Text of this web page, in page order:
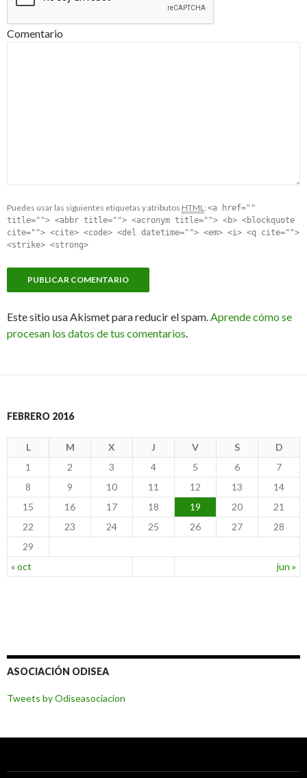
Comentario
Puedes usar las siguientes etiquetas y atributos HTML: <a href=""
title=""> <abbr title=""> <acronym title=""> <b> <blockquote
cite=""> <cite> <code> <del datetime=""> <em> <i> <q cite="">
<strike> <strong>
Este sitio usa Akismet para reducir el spam.Aprende cómo se
procesan los datos de tus comentarios.
FEBRERO 2016
L M X J V S D
« oct jun »
1 2 3 4 5 6
7
8
9 10 11 12 13
14
15
16 17 18 19 20
21
22
23 24 25 26 27
28
29
ASOCIACIÓN ODISEA
Tweets by Odiseasociacion